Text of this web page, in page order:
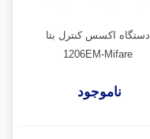
دستگاه اکسس کنترل بتا
1206EM-Mifare
ناموجود